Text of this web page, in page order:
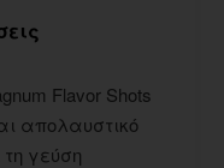
Flavor Shots
απολαυστικό
γεύση